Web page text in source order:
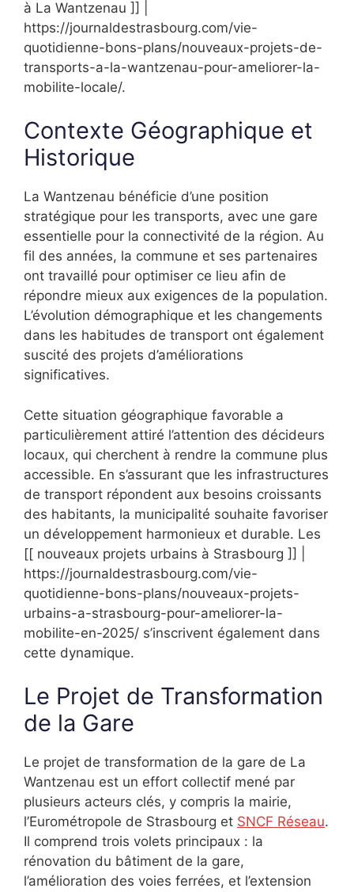
à La Wantzenau ]] |
https://journaldestrasbourg.com/vie-
quotidienne-bons-plans/nouveaux-projets-de-
transports-a-la-wantzenau-pour-ameliorer-la-
mobilite-locale/.
Contexte Géographique et
Historique
La Wantzenau bénéficie d’une position
stratégique pour les transports, avec une gare
essentielle pour la connectivité de la région. Au
fil des années, la commune et ses partenaires
ont travaillé pour optimiser ce lieu afin de
répondre mieux aux exigences de la population.
L’évolution démographique et les changements
dans les habitudes de transport ont également
suscité des projets d’améliorations
significatives.
Cette situation géographique favorable a
particulièrement attiré l’attention des décideurs
locaux, qui cherchent à rendre la commune plus
accessible. En s’assurant que les infrastructures
de transport répondent aux besoins croissants
des habitants, la municipalité souhaite favoriser
un développement harmonieux et durable. Les
[[ nouveaux projets urbains à Strasbourg ]] |
https://journaldestrasbourg.com/vie-
quotidienne-bons-plans/nouveaux-projets-
urbains-a-strasbourg-pour-ameliorer-la-
mobilite-en-2025/ s’inscrivent également dans
cette dynamique.
Le Projet de Transformation
de la Gare
Le projet de transformation de la gare de La
Wantzenau est un effort collectif mené par
plusieurs acteurs clés, y compris la mairie,
l’Eurométropole de Strasbourg et SNCF Réseau.
Il comprend trois volets principaux : la
rénovation du bâtiment de la gare,
l’amélioration des voies ferrées, et l’extension